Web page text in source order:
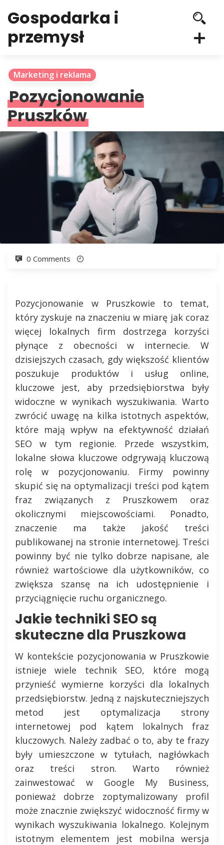
Gospodarka i
przemysł
Marketing i reklama
Pozycjonowanie
Pruszków
0 Comments
Pozycjonowanie w Pruszkowie to temat,
który zyskuje na znaczeniu w miarę jak coraz
więcej lokalnych firm dostrzega korzyści
płynące z obecności w internecie. W
dzisiejszych czasach, gdy większość klientów
poszukuje produktów i usług online,
kluczowe jest, aby przedsiębiorstwa były
widoczne w wynikach wyszukiwania. Warto
zwrócić uwagę na kilka istotnych aspektów,
które mają wpływ na efektywność działań
SEO w tym regionie. Przede wszystkim,
lokalne słowa kluczowe odgrywają kluczową
rolę w pozycjonowaniu. Firmy powinny
skupić się na optymalizacji treści pod kątem
fraz związanych z Pruszkowem oraz
okolicznymi miejscowościami. Ponadto,
znaczenie ma także jakość treści
publikowanej na stronie internetowej. Treści
powinny być nie tylko dobrze napisane, ale
również wartościowe dla użytkowników, co
zwiększa szansę na ich udostępnienie i
przyciągnięcie ruchu organicznego.
Jakie techniki SEO są
skuteczne dla Pruszkowa
W kontekście pozycjonowania w Pruszkowie
istnieje wiele technik SEO, które mogą
przynieść wymierne korzyści dla lokalnych
przedsiębiorstw. Jedną z najskuteczniejszych
metod jest optymalizacja strony
internetowej pod kątem lokalnych fraz
kluczowych. Należy zadbać o to, aby te frazy
były umieszczone w tytułach, nagłówkach
oraz treści stron. Warto również
zainwestować w Google My Business,
ponieważ dobrze zoptymalizowany profil
może znacznie zwiększyć widoczność firmy w
wynikach wyszukiwania lokalnego. Kolejnym
istotnym elementem jest mobilna wersja